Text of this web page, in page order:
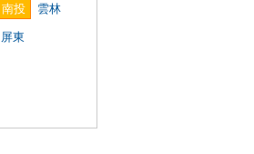
南投
雲林
屏東